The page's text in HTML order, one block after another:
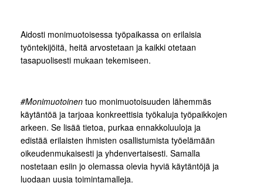
Aidosti monimuotoisessa työpaikassa on erilaisia
työntekijöitä, heitä arvostetaan ja kaikki otetaan
tasapuolisesti mukaan tekemiseen.
#Monimuotoinen tuo monimuotoisuuden lähemmäs
käytäntöä ja tarjoaa konkreettisia työkaluja työpaikkojen
arkeen. Se lisää tietoa, purkaa ennakkoluuloja ja
edistää erilaisten ihmisten osallistumista työelämään
oikeudenmukaisesti ja yhdenvertaisesti. Samalla
nostetaan esiin jo olemassa olevia hyviä käytäntöjä ja
luodaan uusia toimintamalleja.